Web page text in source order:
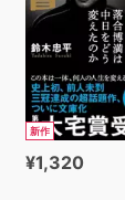
新作
¥1,320